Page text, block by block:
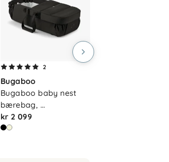
2
Bugaboo
Bugaboo baby nest
bærebag,
heritageblac…
kr 2 099